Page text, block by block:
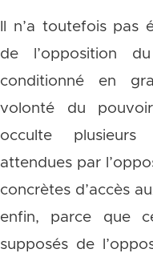
Il n’a toutefois
de l’opposition
conditionné en
volonté du
occulte
attendues par
concrètes d’accès
enfin, parce que
supposés de